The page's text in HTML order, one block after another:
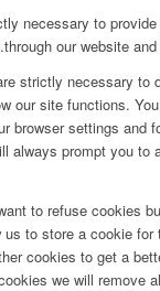
necessary to
through our website
strictly necessary to
our site functions.
browser settings and
always prompt you to
to refuse cookies
to store a cookie
cookies to get a
we will remove